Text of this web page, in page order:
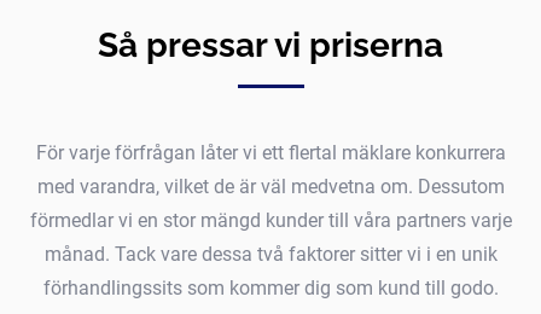
Så pressar vi priserna
För varje förfrågan låter vi ett flertal mäklare konkurrera
med varandra, vilket de är väl medvetna om. Dessutom
förmedlar vi en stor mängd kunder till våra partners varje
månad. Tack vare dessa två faktorer sitter vi i en unik
förhandlingssits som kommer dig som kund till godo.